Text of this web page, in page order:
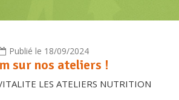
Publié le 18/09/2024
sur nos ateliers !
LES ATELIERS NUTRITION